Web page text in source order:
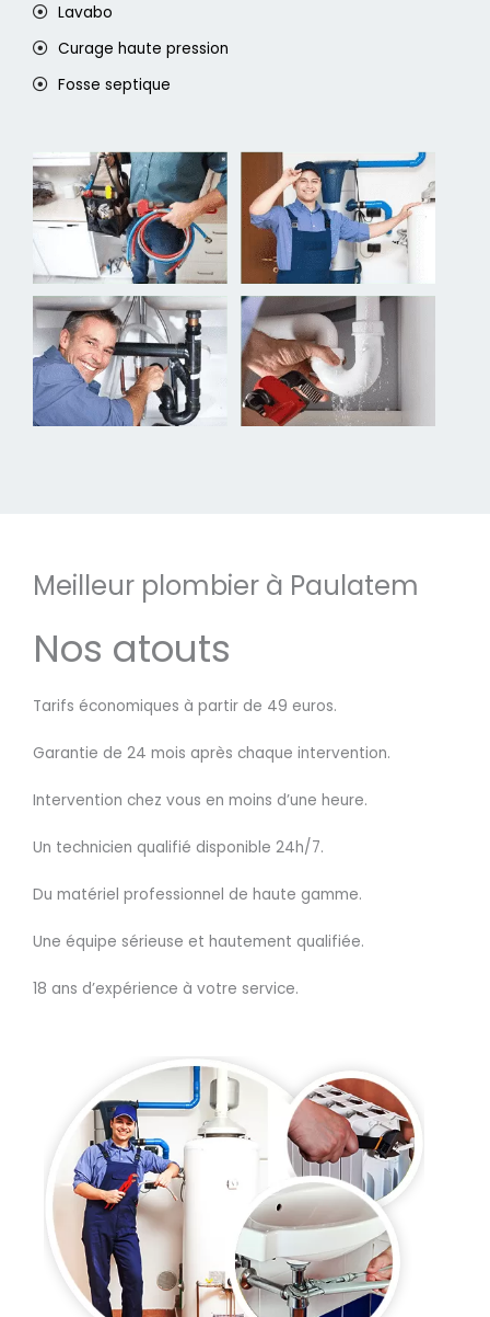
Lavabo
Curage haute pression
Fosse septique
Meilleur plombier à Paulatem
Nos atouts
Tarifs économiques à partir de 49 euros.
Garantie de 24 mois après chaque intervention.
Intervention chez vous en moins d’une heure.
Un technicien qualifié disponible 24h/7.
Du matériel professionnel de haute gamme.
Une équipe sérieuse et hautement qualifiée.
18 ans d’expérience à votre service.